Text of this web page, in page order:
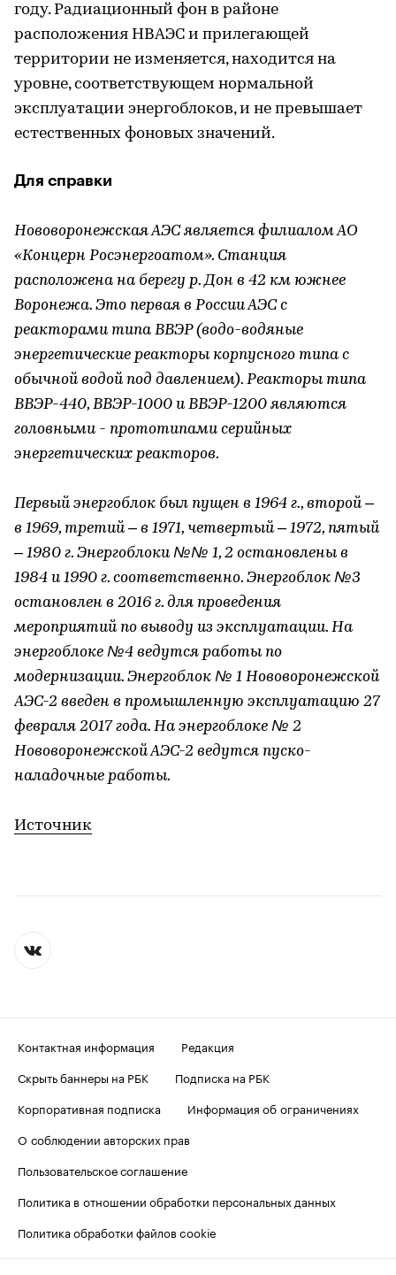
году. Радиационный фон в районе
расположения НВАЭС и прилегающей
территории не изменяется, находится на
уровне, соответствующем нормальной
эксплуатации энергоблоков, и не превышает
естественных фоновых значений.
Для справки
Нововоронежская АЭС является филиалом АО
«Концерн Росэнергоатом». Станция
расположена на берегу р. Дон в 42 км южнее
Воронежа. Это первая в России АЭС с
реакторами типа ВВЭР (водо-водяные
энергетические реакторы корпусного типа с
обычной водой под давлением). Реакторы типа
ВВЭР-440, ВВЭР-1000 и ВВЭР-1200 являются
головными - прототипами серийных
энергетических реакторов.
Первый энергоблок был пущен в 1964 г., второй –
в 1969, третий – в 1971, четвертый – 1972, пятый
– 1980 г. Энергоблоки №№ 1, 2 остановлены в
1984 и 1990 г. соответственно. Энергоблок №3
остановлен в 2016 г. для проведения
мероприятий по выводу из эксплуатации. На
энергоблоке №4 ведутся работы по
модернизации. Энергоблок № 1 Нововоронежской
АЭС-2 введен в промышленную эксплуатацию 27
февраля 2017 года. На энергоблоке № 2
Нововоронежской АЭС-2 ведутся пуско-
наладочные работы.
Источник
Контактная информация
Редакция
Скрыть баннеры на РБК
Подписка на РБК
Корпоративная подписка
Информация об ограничениях
О соблюдении авторских прав
Пользовательское соглашение
Политика в отношении обработки персональных данных
Политика обработки файлов cookie